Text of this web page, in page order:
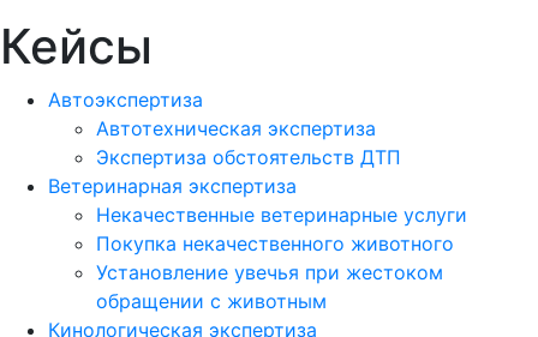
Кейсы
Автоэкспертиза
Автотехническая экспертиза
Экспертиза обстоятельств ДТП
Ветеринарная экспертиза
Некачественные ветеринарные услуги
Покупка некачественного животного
Установление увечья при жестоком
обращении с животным
Кинологическая экспертиза